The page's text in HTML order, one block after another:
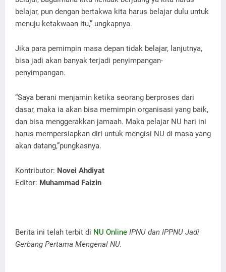
belajar, pun dengan bertakwa kita harus belajar dulu untuk
menuju ketakwaan itu,” ungkapnya.
Jika para pemimpin masa depan tidak belajar, lanjutnya,
bisa jadi akan banyak terjadi penyimpangan-
penyimpangan.
“Saya berani menjamin ketika seorang berproses dari
dasar, maka ia akan bisa memimpin organisasi yang baik,
dan bisa menggerakkan jamaah. Maka pelajar NU hari ini
harus mempersiapkan diri untuk mengisi NU di masa yang
akan datang,”pungkasnya.
Kontributor: Novei Ahdiyat
Editor: Muhammad Faizin
Berita ini telah terbit di NU Online IPNU dan IPPNU Jadi
Gerbang Pertama Mengenal NU.